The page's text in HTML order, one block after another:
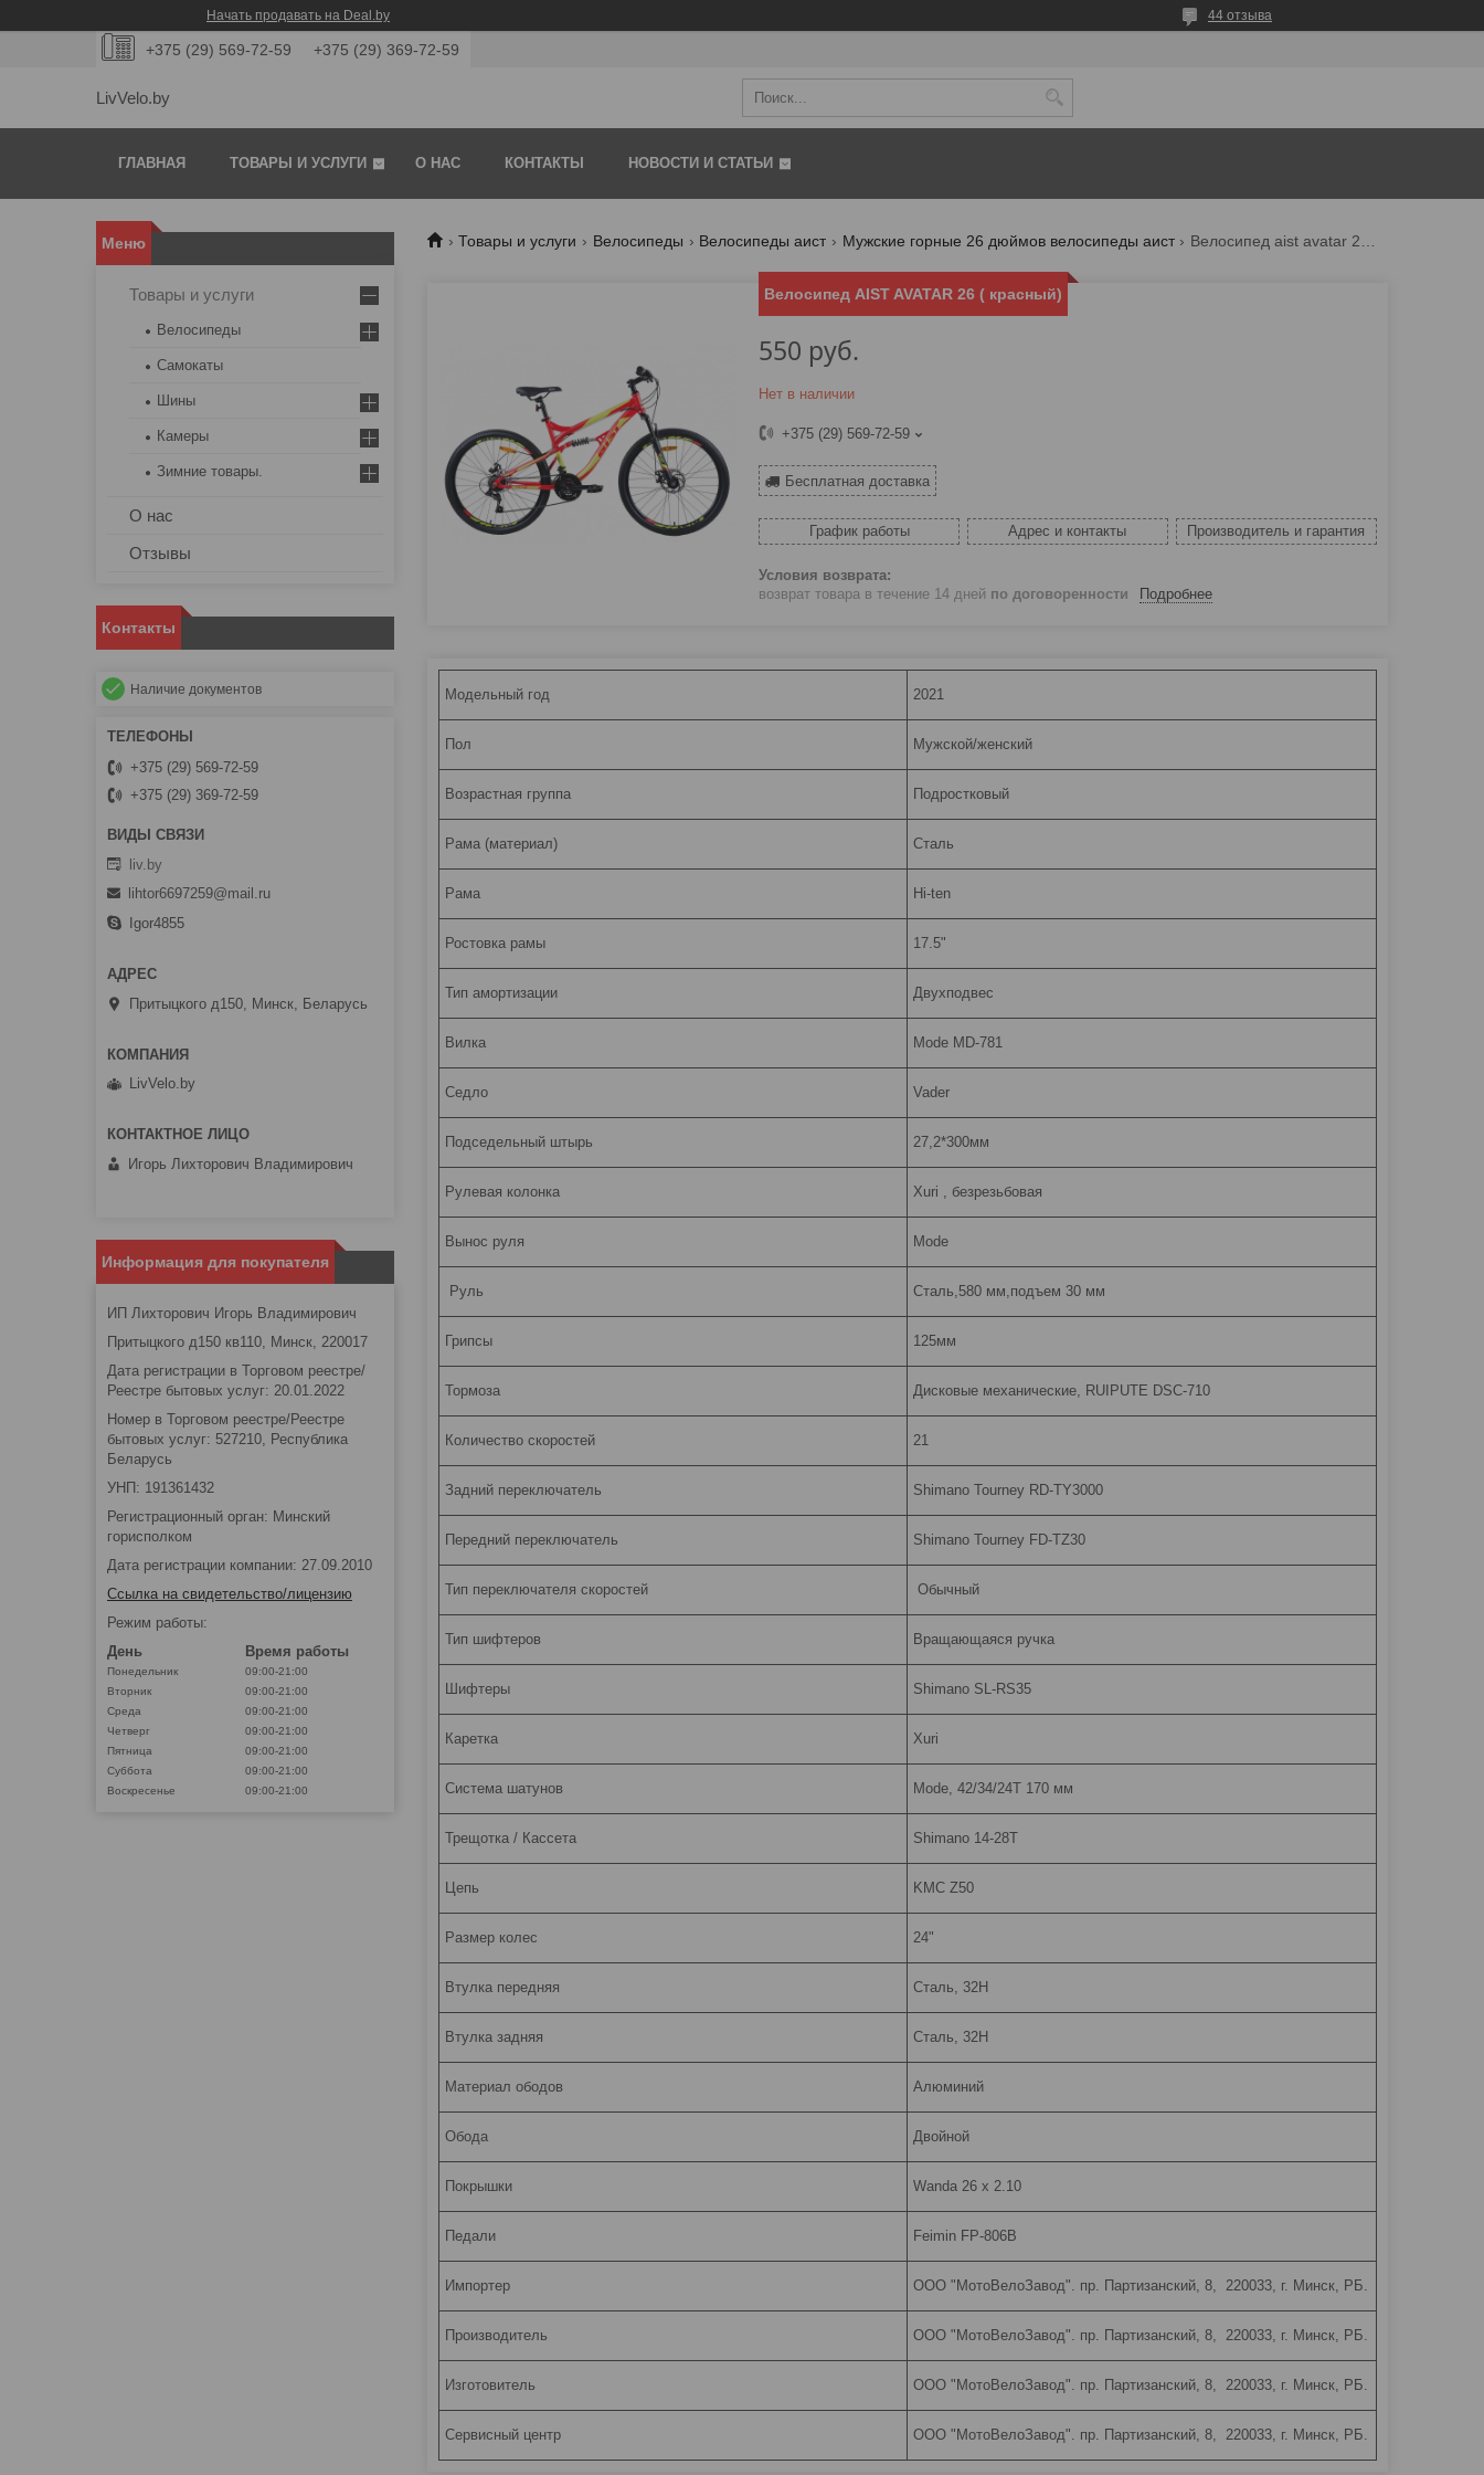
Начать продавать на Deal.by 44 отзыва
+375 (29) 569-72-59 +375 (29) 369-72-59
LivVelo.by
ГЛАВНАЯ ТОВАРЫ И УСЛУГИ О НАС КОНТАКТЫ НОВОСТИ И СТАТЬИ
Товары и услуги Велосипеды Велосипеды аист Мужские горные 26 дюймов велосипеды аист Велосипед aist avatar 26 ( красный)
Велосипед AIST AVATAR 26 ( красный)
550 руб.
Нет в наличии
+375 (29) 569-72-59
Бесплатная доставка
График работы Адрес и контакты Производитель и гарантия
возврат товара в течение 14 дней по договоренности Подробнее
Модельный год 2021
Пол Мужской/женский
Возрастная группа Подростковый
Рама (материал) Сталь
Рама Hi-ten
Ростовка рамы 17.5"
Тип амортизации Двухподвес
Вилка Mode MD-781
Седло Vader
Подседельный штырь 27,2*300мм
Рулевая колонка Xuri , безрезьбовая
Вынос руля Mode
Руль Сталь,580 мм,подъем 30 мм
Грипсы 125мм
Тормоза Дисковые механические, RUIPUTE DSC-710
Количество скоростей 21
Задний переключатель Shimano Tourney RD-TY3000
Передний переключатель Shimano Tourney FD-TZ30
Тип переключателя скоростей Обычный
Тип шифтеров Вращающаяся ручка
Шифтеры Shimano SL-RS35
Каретка Xuri
Система шатунов Mode, 42/34/24T 170 мм
Трещотка / Кассета Shimano 14-28T
Цепь KMC Z50
Размер колес 24"
Втулка передняя Сталь, 32H
Втулка задняя Сталь, 32H
Материал ободов Алюминий
Обода Двойной
Покрышки Wanda 26 x 2.10
Педали Feimin FP-806B
Импортер ООО "МотоВелоЗавод". пр. Партизанский, 8, 220033, г. Минск, РБ.
Производитель ООО "МотоВелоЗавод". пр. Партизанский, 8, 220033, г. Минск, РБ.
Изготовитель ООО "МотоВелоЗавод". пр. Партизанский, 8, 220033, г. Минск, РБ.
Сервисный центр ООО "МотоВелоЗавод". пр. Партизанский, 8, 220033, г. Минск, РБ.
Товары и услуги
Велосипеды
Самокаты
Шины
Камеры
Зимние товары.
О нас
Отзывы
Контакты
Наличие документов
+375 (29) 569-72-59
+375 (29) 369-72-59
liv.by
lihtor6697259@mail.ru
Igor4855
Притыцкого д150, Минск, Беларусь
LivVelo.by
Игорь Лихторович Владимирович
Информация для покупателя
ИП Лихторович Игорь Владимирович
Притыцкого д150 кв110, Минск, 220017
Дата регистрации в Торговом реестре/
Реестре бытовых услуг: 20.01.2022
Номер в Торговом реестре/Реестре
бытовых услуг: 527210, Республика
Беларусь
УНП: 191361432
Регистрационный орган: Минский
горисполком
Дата регистрации компании: 27.09.2010
Ссылка на свидетельство/лицензию
Режим работы:
День
Время работы
Понедельник
09:00-21:00
Вторник
09:00-21:00
Среда
09:00-21:00
Четверг
09:00-21:00
Пятница
09:00-21:00
Суббота
09:00-21:00
Воскресенье
09:00-21:00